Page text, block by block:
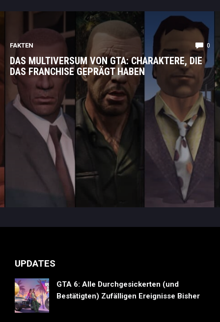
FAKTEN 0
DAS MULTIVERSUM VON GTA: CHARAKTERE, DIE
DAS FRANCHISE GEPRÄGT HABEN
UPDATES
GTA 6: Alle Durchgesickerten (und
Bestätigten) Zufälligen Ereignisse Bisher